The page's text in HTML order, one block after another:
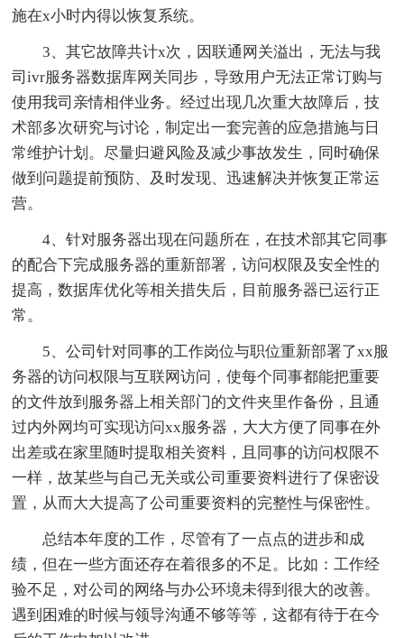
施在x小时内得以恢复系统。
3、其它故障共计x次，因联通网关溢出，无法与我
司ivr服务器数据库网关同步，导致用户无法正常订购与
使用我司亲情相伴业务。经过出现几次重大故障后，技
术部多次研究与讨论，制定出一套完善的应急措施与日
常维护计划。尽量归避风险及减少事故发生，同时确保
做到问题提前预防、及时发现、迅速解决并恢复正常运
营。
4、针对服务器出现在问题所在，在技术部其它同事
的配合下完成服务器的重新部署，访问权限及安全性的
提高，数据库优化等相关措失后，目前服务器已运行正
常。
5、公司针对同事的工作岗位与职位重新部署了xx服
务器的访问权限与互联网访问，使每个同事都能把重要
的文件放到服务器上相关部门的文件夹里作备份，且通
过内外网均可实现访问xx服务器，大大方便了同事在外
出差或在家里随时提取相关资料，且同事的访问权限不
一样，故某些与自己无关或公司重要资料进行了保密设
置，从而大大提高了公司重要资料的完整性与保密性。
总结本年度的工作，尽管有了一点点的进步和成
绩，但在一些方面还存在着很多的不足。比如：工作经
验不足，对公司的网络与办公环境未得到很大的改善。
遇到困难的时候与领导沟通不够等等，这都有待于在今